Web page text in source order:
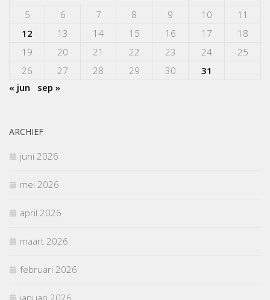
5
6 7 8 9 10
11
12
13 14 15 16 17
18
19
20 21 22 23 24
25
26
27 28 29 30
31
« jun
sep »
ARCHIEF
juni 2026
mei 2026
april 2026
maart 2026
februari 2026